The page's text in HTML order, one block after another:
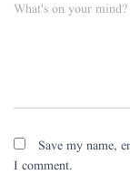
What's on your mind?
Save my name,
I comment.